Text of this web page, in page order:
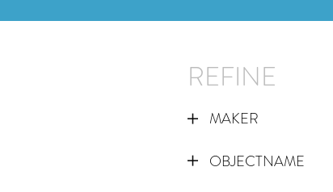
REFINE
MAKER
OBJECTNAME